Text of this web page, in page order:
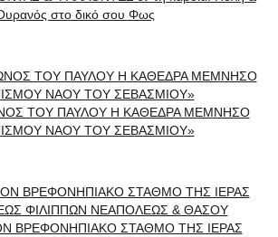
στο δικό σου Φως
ΤΟΥ ΠΑΥΛΟΥ Η ΚΑΘΕΔΡΑ ΜΕΜΝΗΣΟ
ΝΑΟΥ ΤΟΥ ΣΕΒΑΣΜΙΟΥ»
ΒΡΕΦΟΝΗΠΙΑΚΟ ΣΤΑΘΜΟ ΤΗΣ ΙΕΡΑΣ